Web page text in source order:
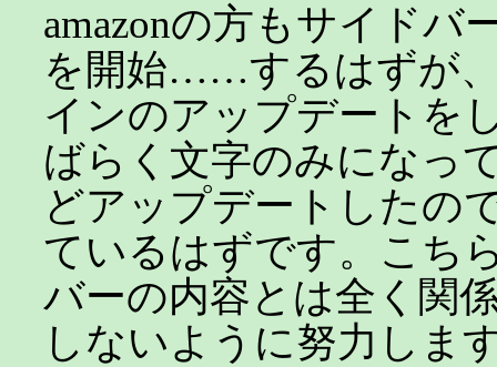
amazonの方もサイドバ
を開始……するはずが
インのアップデートを
ばらく文字のみになっ
どアップデートしたの
ているはずです。こち
バーの内容とは全く関
しないように努力しま